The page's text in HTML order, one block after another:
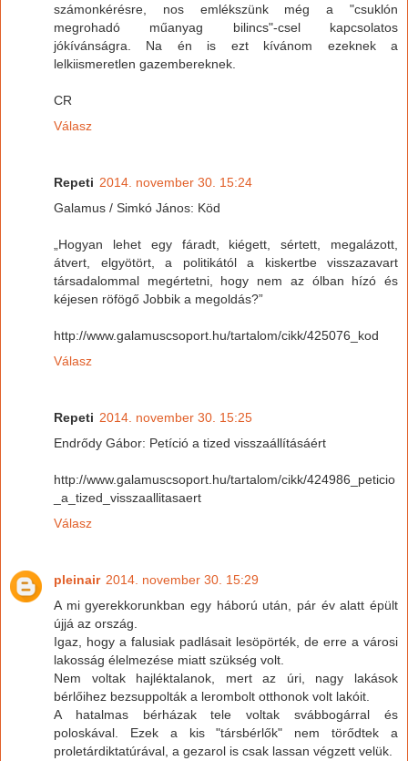
számonkérésre, nos emlékszünk még a "csuklón
megrohadó műanyag bilincs"-csel kapcsolatos
jókívánságra. Na én is ezt kívánom ezeknek a
lelkiismeretlen gazembereknek.
CR
Válasz
Repeti 2014. november 30. 15:24
Galamus / Simkó János: Köd
„Hogyan lehet egy fáradt, kiégett, sértett, megalázott,
átvert, elgyötört, a politikától a kiskertbe visszazavart
társadalommal megértetni, hogy nem az ólban hízó és
kéjesen röfögő Jobbik a megoldás?”
http://www.galamuscsoport.hu/tartalom/cikk/425076_kod
Válasz
Repeti 2014. november 30. 15:25
Endrődy Gábor: Petíció a tized visszaállításáért
http://www.galamuscsoport.hu/tartalom/cikk/424986_peticio
_a_tized_visszaallitasaert
Válasz
pleinair 2014. november 30. 15:29
A mi gyerekkorunkban egy háború után, pár év alatt épült
újjá az ország.
Igaz, hogy a falusiak padlásait lesöpörték, de erre a városi
lakosság élelmezése miatt szükség volt.
Nem voltak hajléktalanok, mert az úri, nagy lakások
bérlőihez bezsuppolták a lerombolt otthonok volt lakóit.
A hatalmas bérházak tele voltak svábbogárral és
poloskával. Ezek a kis "társbérlők" nem törődtek a
proletárdiktatúrával, a gezarol is csak lassan végzett velük.